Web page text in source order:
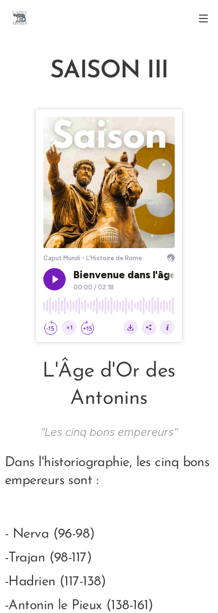
SAISON III
L'Âge d'Or des
Antonins
"Les cinq bons empereurs"
Dans l'historiographie, les cinq bons
empereurs sont :
- Nerva (96-98)
-Trajan (98-117)
-Hadrien (117-138)
-Antonin le Pieux (138-161)